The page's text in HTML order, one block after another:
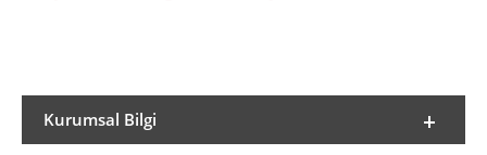
Kurumsal Bilgi